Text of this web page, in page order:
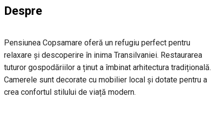
Despre
Pensiunea Copsamare oferă un refugiu perfect pentru
relaxare și descoperire în inima Transilvaniei. Restaurarea
tuturor gospodăriilor a ținut a îmbinat arhitectura tradițională.
Camerele sunt decorate cu mobilier local și dotate pentru a
crea confortul stilului de viață modern.